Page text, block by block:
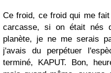
Ce froid, ce froid qui me
carcasse, si on était nés
planète, je ne me serais
j'avais du perpétuer
terminé, KAPUT. Bon,